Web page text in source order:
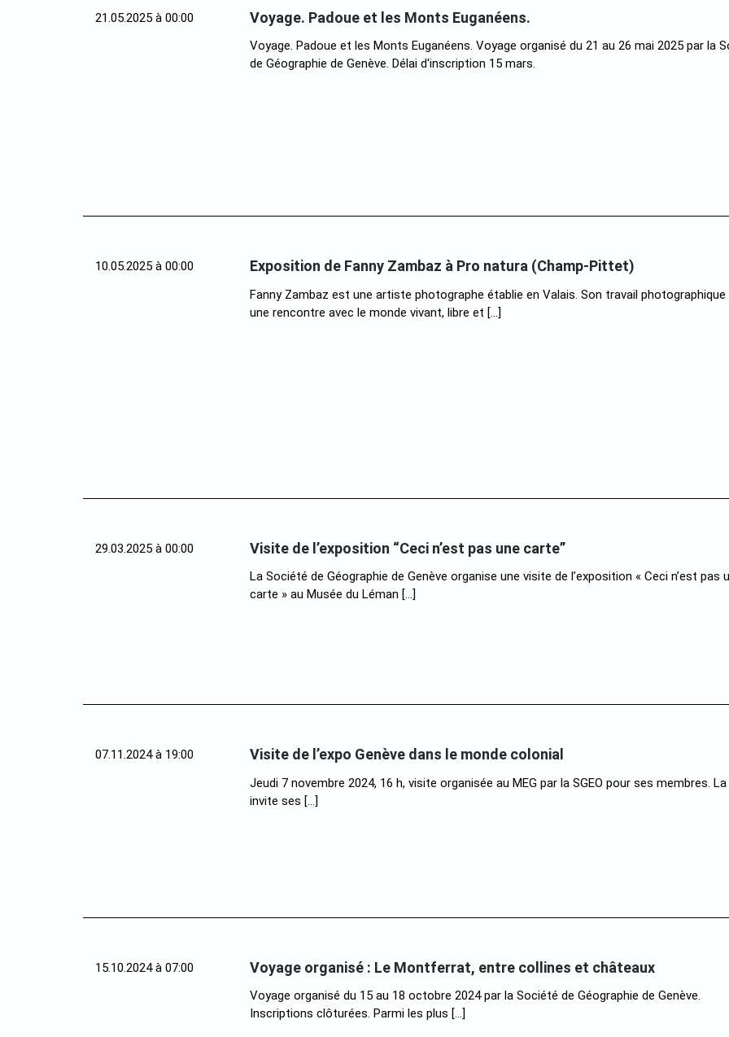
21.05.2025 à 00:00 Voyage. Padoue et les Monts Euganéens.
Voyage. Padoue et les Monts Euganéens. Voyage organisé du 21 au 26 mai 2025 par la
de Géographie de Genève. Délai d'inscription 15 mars.
10.05.2025 à 00:00 Exposition de Fanny Zambaz à Pro natura (Champ-Pittet)
Fanny Zambaz est une artiste photographe établie en Valais. Son travail
une rencontre avec le monde vivant, libre et […]
29.03.2025 à 00:00 Visite de l’exposition “Ceci n’est pas une carte”
La Société de Géographie de Genève organise une visite de l’exposition « Ceci n’est pas
carte » au Musée du Léman […]
07.11.2024 à 19:00 Visite de l’expo Genève dans le monde colonial
Jeudi 7 novembre 2024, 16 h, visite organisée au MEG par la SGEO pour ses membres. La
invite ses […]
15.10.2024 à 07:00 Voyage organisé : Le Montferrat, entre collines et châteaux
Voyage organisé du 15 au 18 octobre 2024 par la Société de Géographie de Genève.
Inscriptions clôturées. Parmi les plus […]